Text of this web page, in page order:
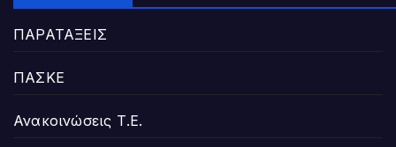
ΠΑΡΑΤΑΞΕΙΣ
ΠΑΣΚΕ
Ανακοινώσεις Τ.Ε.